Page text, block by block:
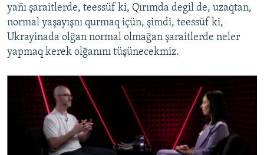
yañı şaraitlerde, teessüf ki, Qırımda degil de, uzaqtan,
normal yaşayışnı qurmaq içün, şimdi, teessüf ki,
Ukrayinada olğan normal olmağan şaraitlerde neler
yapmaq kerek olğanını tüşünecekmiz.